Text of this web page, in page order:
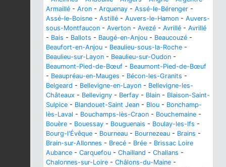
Armaillé - Aron - Arquenay - Assé-le-Bérenger -
Assé-le-Boisne - Astillé - Auvers-le-Hamon - Auvers-
sous-Montfaucon - Averton - Avezé - Avrillé - Avrillé
- Bais - Ballots - Baugé-en-Anjou - Beaucouzé -
Beaufort-en-Anjou - Beaulieu-sous-la-Roche -
Beaulieu-sur-Layon - Beaulieu-sur-Oudon -
Beaumont-Pied-de-Bœuf - Beaumont-Pied-de-Bœuf
- Beaupréau-en-Mauges - Bécon-les-Granits -
Belgeard - Bellevigne-en-Layon - Bellevigne-les-
Châteaux - Bellevigny - Berfay - Blain - Blaison-Saint-
Sulpice - Blandouet-Saint Jean - Blou - Bonchamp-
lès-Laval - Bouchamps-lès-Craon - Bouchemaine -
Bouère - Bouessay - Bouguenais - Boulay-les-Ifs -
Bourg-l'Évêque - Bourneau - Bournezeau - Brains -
Brain-sur-Allonnes - Brecé - Brée - Brissac Loire
Aubance - Carquefou - Chailland - Challans -
Chalonnes-sur-Loire - Châlons-du-Maine -